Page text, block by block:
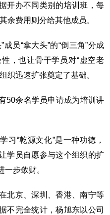
开办不同类别的培训班，每
余费用则分给其他成员。
员“拿大头”的“倒三角”分成
，也让骨干学员对“虚空老
织迅速扩张奠定了基础。
50余名学员申请成为培训讲
习“乾源文化”是一种功德，
学员自愿参与这个组织的扩
步敛财。
北京、深圳、香港、南宁等
不完全统计，杨旭东以公司